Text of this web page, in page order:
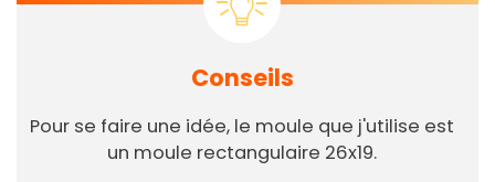
Conseils
Pour se faire une idée, le moule que j'utilise est
un moule rectangulaire 26x19.